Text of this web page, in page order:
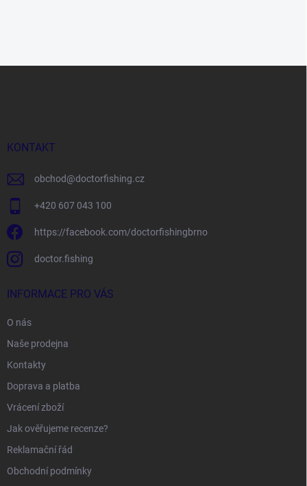
KONTAKT
obchod@doctorfishing.cz
+420 607 043 100
https://facebook.com/doctorfishingbrno
doctor.fishing
INFORMACE PRO VÁS
O nás
Naše prodejna
Kontakty
Doprava a platba
Vrácení zboží
Jak ověřujeme recenze?
Reklamační řád
Obchodní podmínky